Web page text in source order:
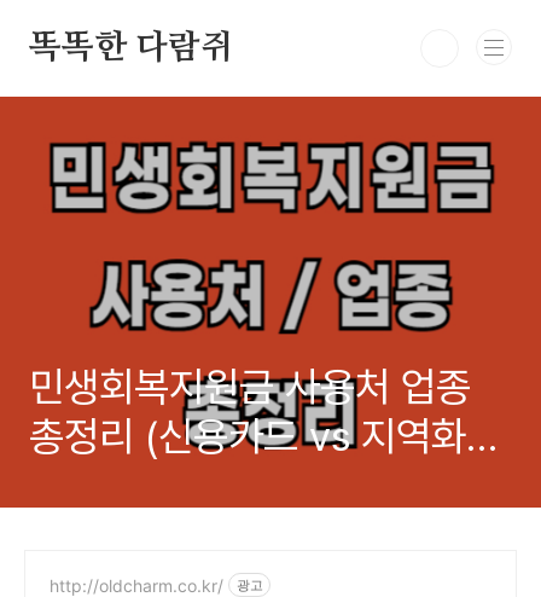
똑똑한 다람쥐
민생회복지원금 사용처 업종
총정리 (신용카드 vs 지역화
http://oldcharm.co.kr/ 광고